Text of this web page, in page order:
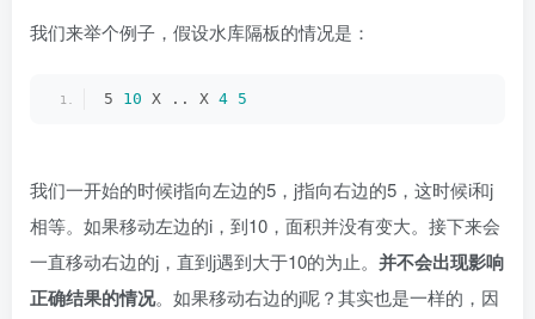
我们来举个例子，假设水库隔板的情况是：
5 10 X .. X 4 5
我们一开始的时候i指向左边的5，j指向右边的5，这时候i和j
相等。如果移动左边的i，到10，面积并没有变大。接下来会
一直移动右边的j，直到j遇到大于10的为止。 并不会出现影响
正确结果的情况。如果移动右边的j呢？其实也是一样的，因